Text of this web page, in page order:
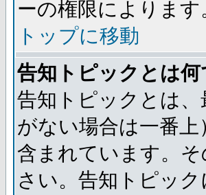
ーの権限によります
トップに移動
告知トピックとは
告知トピックとは
がない場合は一番
含まれています。
さい。告知トピッ